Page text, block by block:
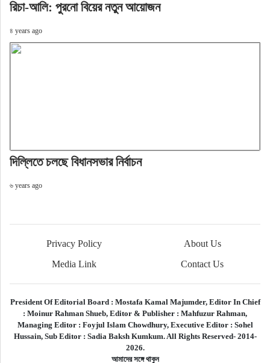
রিচা-আলি: পুরনো বিয়ের নতুন আয়োজন
৪ years ago
দিল্লিতে চলছে বিধানসভার নির্বাচন
৬ years ago
Privacy Policy
About Us
Media Link
Contact Us
President Of Editorial Board : Mostafa Kamal Majumder, Editor In Chief
: Moinur Rahman Shueb, Editor & Publisher : Mahfuzur Rahman,
Managing Editor : Foyjul Islam Chowdhury, Executive Editor : Sohel
Hussain, Sub Editor : Sadia Baksh Kumkum. All Rights Reserved- 2014-
2026.
আমাদের সঙ্গে থাকুন